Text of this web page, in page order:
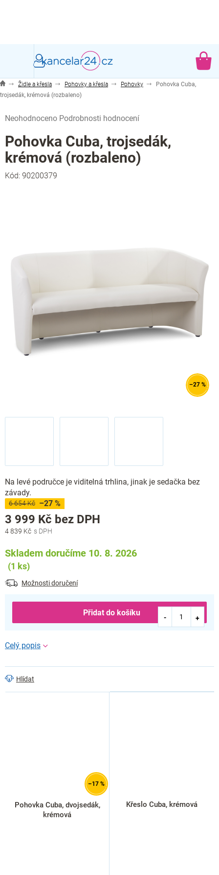
Židle a křesla Pohovky a křesla Pohovky
Pohovka Cuba,
trojsedák, krémová (rozbaleno)
hodnocení
produktu
je
0,0
z
5
Neohodnoceno Podrobnosti hodnocení
Pohovka Cuba, trojsedák,
krémová (rozbaleno)
Kód: 90200379
–27 %
Na levé područce je viditelná trhlina, jinak je sedačka bez
závady.
6 654 Kč –27 %
4 839 Kč
3 999 Kč bez DPH
Skladem doručíme 10. 8. 2026
(1 ks)
Možnosti doručení
Přidat do košíku
Hlídat
–17 %
Pohovka Cuba, dvojsedák,
krémová
Křeslo Cuba, krémová